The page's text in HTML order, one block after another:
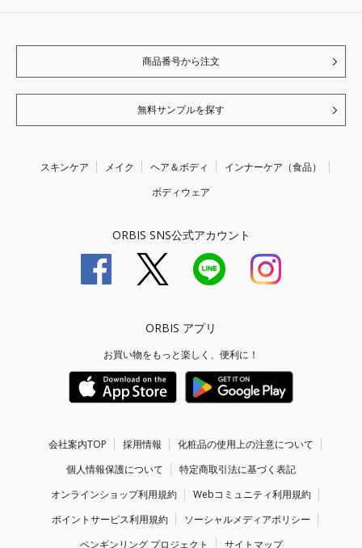
商品番号から注文
無料サンプルを探す
スキンケア メイク ヘア＆ボディ
インナーケア（食品）
ボディウェア
ORBIS SNS公式アカウント
ORBIS アプリ
お買い物をもっと楽しく、便利に！
会社案内TOP 採用情報
化粧品の使用上の注意について
個人情報保護について
特定商取引法に基づく表記
オンラインショップ利用規約
Webコミュニティ利用規約
ポイントサービス利用規約
ソーシャルメディアポリシー
ペンギンリング プロジェクト
サイトマップ